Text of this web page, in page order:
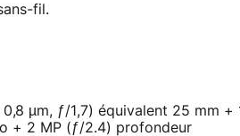
fil.
µm, ƒ/1,7) équivalent 25 mm +
+ 2 MP (ƒ/2.4) profondeur